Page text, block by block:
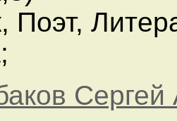
Поэт,
Сергей